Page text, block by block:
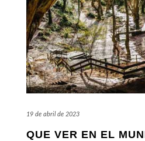
19 de abril de 2023
QUE VER EN EL